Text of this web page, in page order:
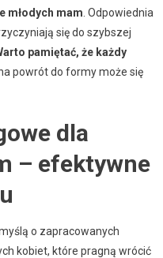
młodych mam . Odpowiednia
się do szybszej
pamiętać, że każdy
powrót do formy może się
dla
– efektywne
o zapracowanych
kobiet, które pragną wrócić